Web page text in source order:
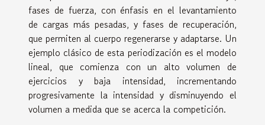
fases de fuerza, con énfasis en el levantamiento
de cargas más pesadas, y fases de recuperación,
que permiten al cuerpo regenerarse y adaptarse. Un
ejemplo clásico de esta periodización es el modelo
lineal, que comienza con un alto volumen de
ejercicios y baja intensidad, incrementando
progresivamente la intensidad y disminuyendo el
volumen a medida que se acerca la competición.